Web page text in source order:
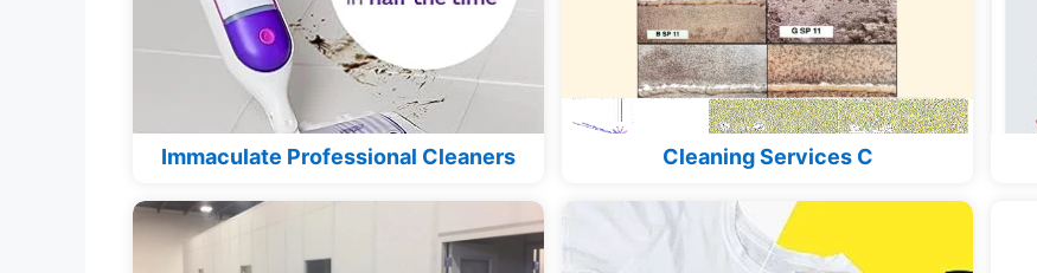
Immaculate Professional Cleaners Cleaning Services C